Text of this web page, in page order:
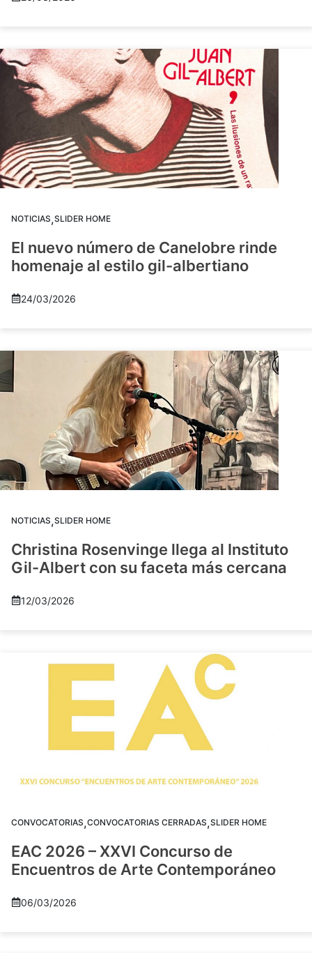
NOTICIAS,SLIDER HOME
El nuevo número de Canelobre rinde
homenaje al estilo gil-albertiano
24/03/2026
NOTICIAS,SLIDER HOME
Christina Rosenvinge llega al Instituto
Gil-Albert con su faceta más cercana
12/03/2026
CONVOCATORIAS,CONVOCATORIAS CERRADAS,SLIDER HOME
EAC 2026 – XXVI Concurso de
Encuentros de Arte Contemporáneo
06/03/2026